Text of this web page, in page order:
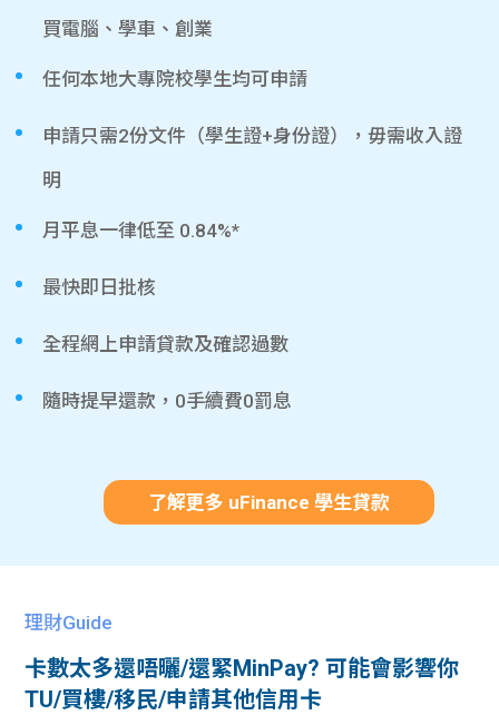
買電腦、學車、創業
任何本地大專院校學生均可申請
申請只需2份文件（學生證+身份證），毋需收入證
明
月平息一律低至 0.84%*
最快即日批核
全程網上申請貸款及確認過數
隨時提早還款，0手續費0罰息
了解更多 uFinance 學生貸款
理財Guide
卡數太多還唔曬/還緊MinPay? 可能會影響你
TU/買樓/移民/申請其他信用卡